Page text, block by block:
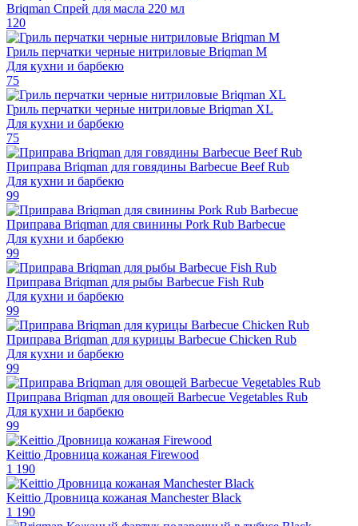
Briqman Спрей для масла 220 мл
120
Гриль перчатки черные нитриловые Briqman M
Для кухни и барбекю
75
Гриль перчатки черные нитриловые Briqman XL
Для кухни и барбекю
75
Приправа Briqman для говядины Barbecue Beef Rub
Для кухни и барбекю
99
Приправа Briqman для свинины Pork Rub Barbecue
Для кухни и барбекю
99
Приправа Briqman для рыбы Barbecue Fish Rub
Для кухни и барбекю
99
Приправа Briqman для курицы Barbecue Chicken Rub
Для кухни и барбекю
99
Приправа Briqman для овощей Barbecue Vegetables Rub
Для кухни и барбекю
99
Keittio Дровница кожаная Firewood
1 190
Keittio Дровница кожаная Manchester Black
1 190